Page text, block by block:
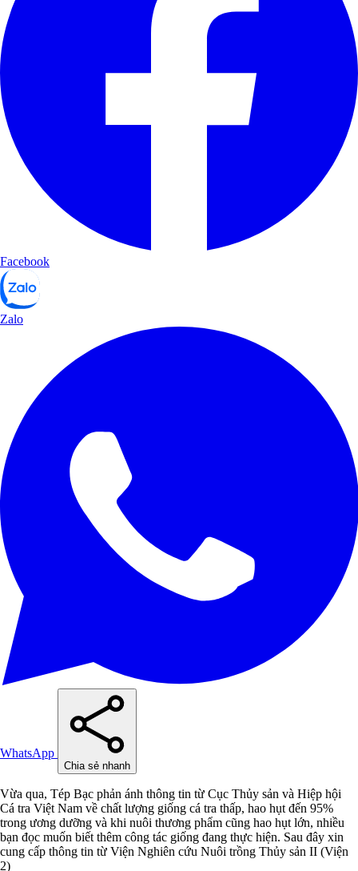
Facebook
Zalo
WhatsApp
Chia sẻ nhanh
Vừa qua, Tép Bạc phản ánh thông tin từ Cục Thủy sản và Hiệp hội
Cá tra Việt Nam về chất lượng giống cá tra thấp, hao hụt đến 95%
trong ương dưỡng và khi nuôi thương phẩm cũng hao hụt lớn, nhiều
bạn đọc muốn biết thêm công tác giống đang thực hiện. Sau đây xin
cung cấp thông tin từ Viện Nghiên cứu Nuôi trồng Thủy sản II (Viện
2)